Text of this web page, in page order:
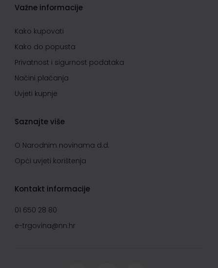
Važne informacije
Kako kupovati
Kako do popusta
Privatnost i sigurnost podataka
Načini plaćanja
Uvjeti kupnje
Saznajte više
O Narodnim novinama d.d.
Opći uvjeti korištenja
Kontakt informacije
01 650 28 80
e-trgovina@nn.hr